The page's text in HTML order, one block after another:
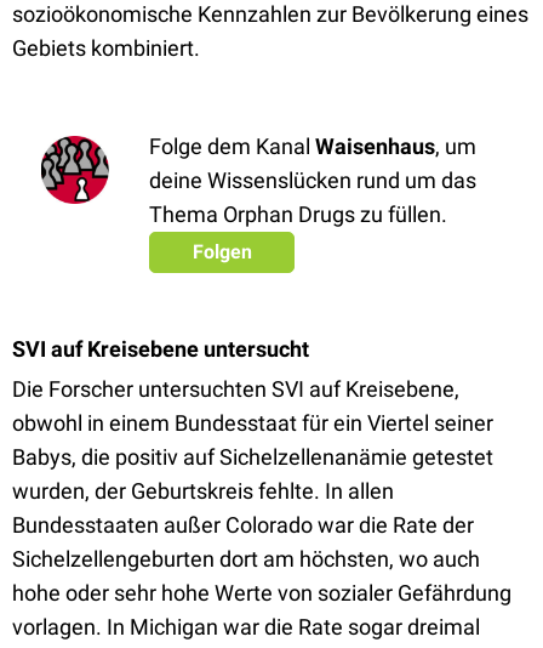
sozioökonomische Kennzahlen zur Bevölkerung eines
Gebiets kombiniert.
Folge dem Kanal Waisenhaus, um
deine Wissenslücken rund um das
Thema Orphan Drugs zu füllen.
Folgen
SVI auf Kreisebene untersucht
Die Forscher untersuchten SVI auf Kreisebene,
obwohl in einem Bundesstaat für ein Viertel seiner
Babys, die positiv auf Sichelzellenanämie getestet
wurden, der Geburtskreis fehlte. In allen
Bundesstaaten außer Colorado war die Rate der
Sichelzellengeburten dort am höchsten, wo auch
hohe oder sehr hohe Werte von sozialer Gefährdung
vorlagen. In Michigan war die Rate sogar dreimal